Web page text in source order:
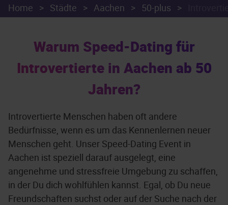
Home > Städte > Aachen > 50-plus >
Warum Speed-Dating für
Introvertierte in Aachen ab 50
Jahren?
Introvertierte Menschen haben oft andere
Bedürfnisse, wenn es um das Kennenlernen neuer
Menschen geht. Unser Speed-Dating Event in
Aachen ist speziell darauf ausgelegt, eine
angenehme und stressfreie Umgebung zu schaffen,
in der Du dich wohlfühlen kannst. Egal, ob Du neue
Freundschaften suchst oder auf der Suche nach der